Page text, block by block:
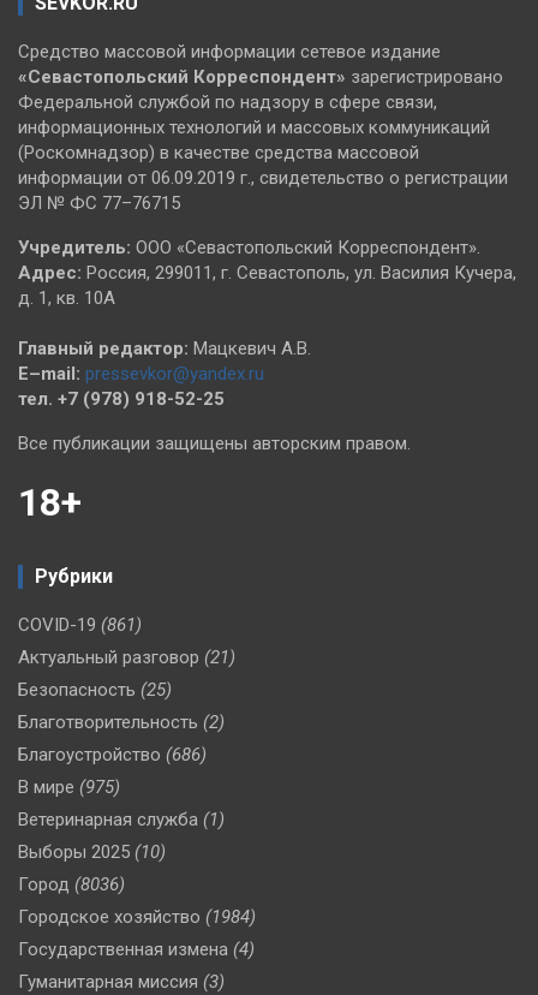
Средство массовой информации сетевое издание
«Севастопольский Корреспондент» зарегистрировано
Федеральной службой по надзору в сфере связи,
информационных технологий и массовых коммуникаций
(Роскомнадзор) в качестве средства массовой
информации от 06.09.2019 г., свидетельство о регистрации
ЭЛ № ФС 77–76715
Учредитель: ООО «Севастопольский Корреспондент».
Адрес: Россия, 299011, г. Севастополь, ул. Василия Кучера,
д. 1, кв. 10А
Главный редактор: Мацкевич А.В.
E–mail: pressevkor@yandex.ru
тел. +7 (978) 918-52-25
Все публикации защищены авторским правом.
18+
Рубрики
COVID-19 (861)
Актуальный разговор (21)
Безопасность (25)
Благотворительность (2)
Благоустройство (686)
В мире (975)
Ветеринарная служба (1)
Выборы 2025 (10)
Город (8036)
Городское хозяйство (1984)
Государственная измена (4)
Гуманитарная миссия (3)